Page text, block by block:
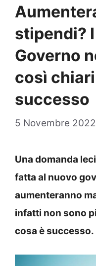
stipendi?
Governo
così
successo
5 Novembre 2022
Una domanda
fatta al nuovo
aumenteranno
infatti non sono
cosa è successo.